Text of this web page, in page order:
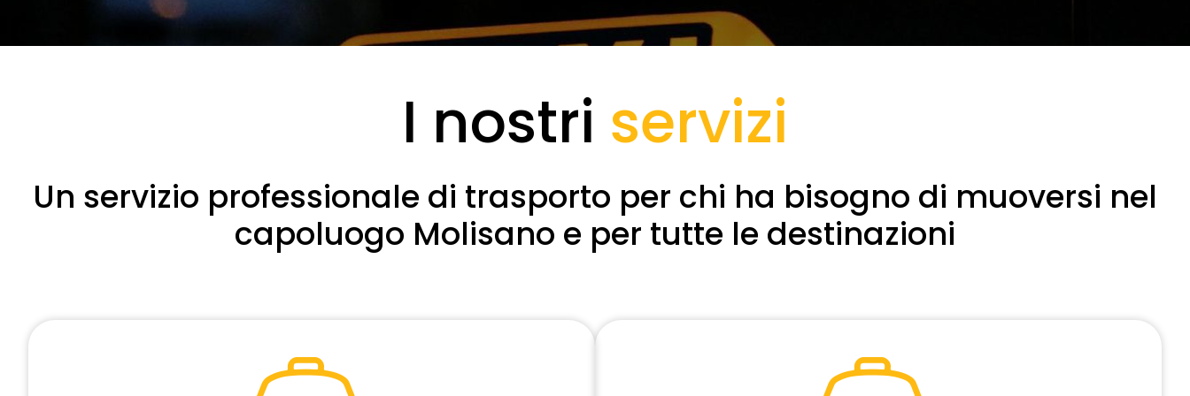
I nostri servizi
Un servizio professionale di trasporto per chi ha bisogno di muoversi nel
capoluogo Molisano e per tutte le destinazioni